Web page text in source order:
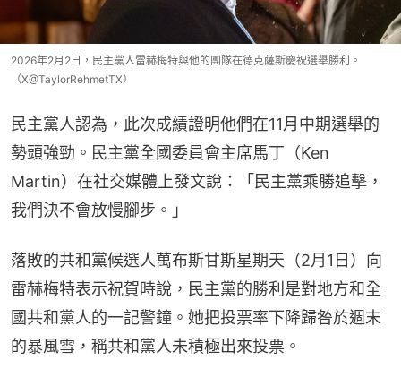
2026年2月2日，民主黨人雷赫梅特與他的團隊在德克薩斯慶祝選舉勝利。
（X@TaylorRehmetTX）
民主黨人認為，此次成績證明他們在11月中期選舉的
勢頭強勁。民主黨全國委員會主席馬丁（Ken
Martin）在社交媒體上發文說：「民主黨乘勝追擊，
我們決不會放慢腳步。」
落敗的共和黨候選人萬布斯甘斯星期天（2月1日）向
雷赫梅特表示祝賀時說，民主黨的勝利是對地方和全
國共和黨人的一記警鐘。她把投票率下降歸咎於週末
的暴風雪，稱共和黨人未積極出來投票。